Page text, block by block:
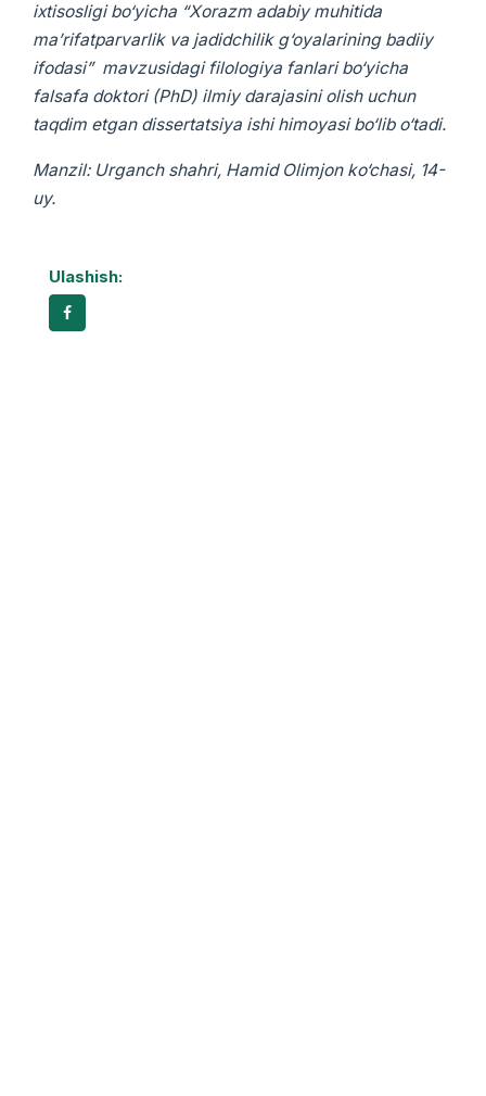
ixtisosligi bo‘yicha “Xorazm adabiy muhitida
ma’rifatparvarlik va jadidchilik g‘oyalarining badiiy
ifodasi” mavzusidagifilologiya fanlari bo‘yicha
falsafa doktori (PhD) ilmiy darajasini olish uchun
taqdim etgandissertatsiya ishihimoyasi bo‘lib o‘tadi.
Manzil: Urganch shahri, Hamid Olimjon ko‘chasi, 14-
uy.
Ulashish: